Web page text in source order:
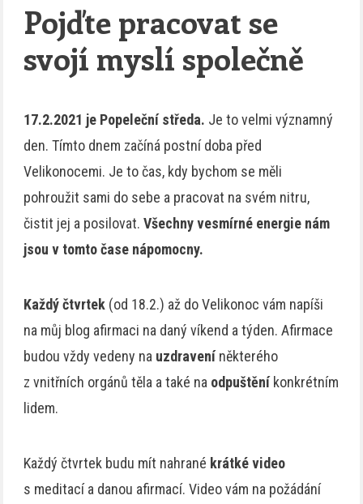
Pojďte pracovat se
svojí myslí společně
17.2.2021 je Popeleční středa. Je to velmi významný
den. Tímto dnem začíná postní doba před
Velikonocemi. Je to čas, kdy bychom se měli
pohroužit sami do sebe a pracovat na svém nitru,
čistit jej a posilovat.Všechny vesmírné energie nám
jsou v tomto čase nápomocny.
Každý čtvrtek (od 18.2.) až do Velikonoc vám napíši
na můj blog afirmaci na daný víkend a týden. Afirmace
budou vždy vedeny na uzdraveníněkterého
z vnitřních orgánů těla a také na odpuštěníkonkrétním
lidem.
Každý čtvrtek budu mít nahrané krátké video
s meditací a danou afirmací. Video vám na požádání